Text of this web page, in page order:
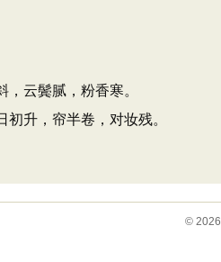
云鬓腻，粉香寒。
升，帘半卷，对妆残。
© 2026